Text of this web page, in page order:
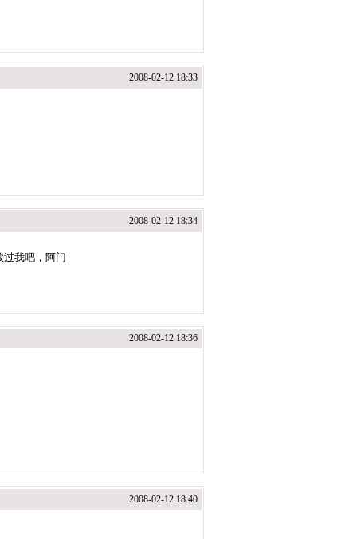
2008-02-12 18:33
2008-02-12 18:34
我吧，阿门
2008-02-12 18:36
2008-02-12 18:40